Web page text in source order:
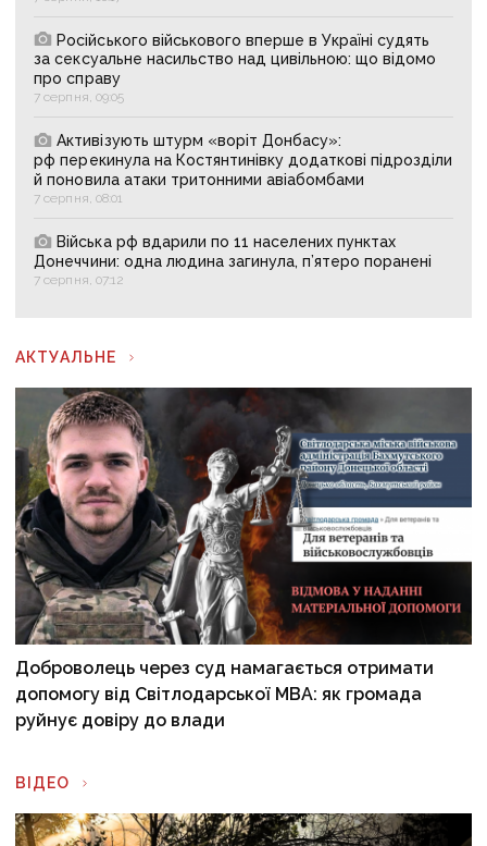
Російського військового вперше в Україні судять
за сексуальне насильство над цивільною: що відомо
про справу
7 серпня, 09:05
Активізують штурм «воріт Донбасу»:
рф перекинула на Костянтинівку додаткові підрозділи
й поновила атаки тритонними авіабомбами
7 серпня, 08:01
Війська рф вдарили по 11 населених пунктах
Донеччини: одна людина загинула, п’ятеро поранені
7 серпня, 07:12
АКТУАЛЬНЕ
Доброволець через суд намагається отримати
допомогу від Світлодарської МВА: як громада
руйнує довіру до влади
ВІДЕО